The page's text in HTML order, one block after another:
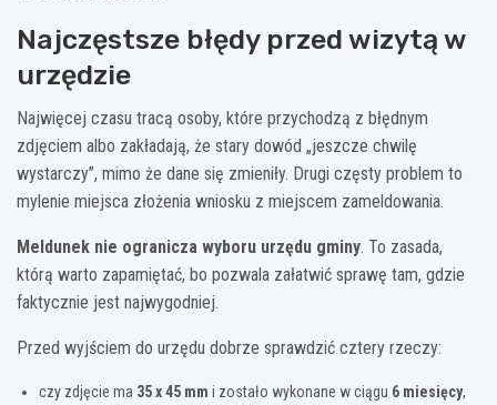
Najczęstsze błędy przed wizytą w
urzędzie
Najwięcej czasu tracą osoby, które przychodzą z błędnym
zdjęciem albo zakładają, że stary dowód „jeszcze chwilę
wystarczy”, mimo że dane się zmieniły. Drugi częsty problem to
mylenie miejsca złożenia wniosku z miejscem zameldowania.
Meldunek nie ogranicza wyboru urzędu gminy. To zasada,
którą warto zapamiętać, bo pozwala załatwić sprawę tam, gdzie
faktycznie jest najwygodniej.
Przed wyjściem do urzędu dobrze sprawdzić cztery rzeczy:
czy zdjęcie ma 35 x 45 mm i zostało wykonane w ciągu 6 miesięcy,